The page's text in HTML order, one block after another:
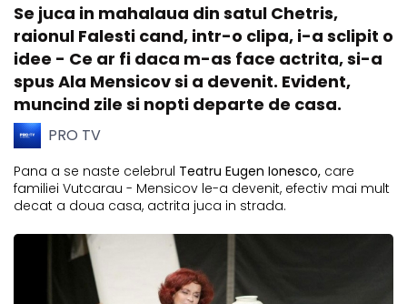
Se juca in mahalaua din satul Chetris,
raionul Falesti cand, intr-o clipa, i-a sclipit o
idee - Ce ar fi daca m-as face actrita, si-a
spus Ala Mensicov si a devenit. Evident,
muncind zile si nopti departe de casa.
PRO TV
Pana a se naste celebrul Teatru Eugen Ionesco, care
familiei Vutcarau - Mensicov le-a devenit, efectiv mai mult
decat a doua casa, actrita juca in strada.